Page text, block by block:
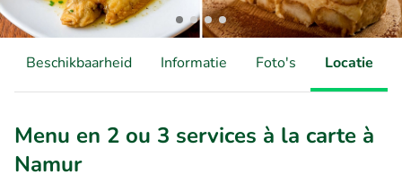
Beschikbaarheid Informatie Foto's Locatie
Menu en 2 ou 3 services à la carte à
Namur